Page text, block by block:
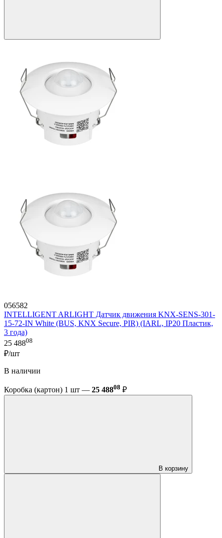
056582
INTELLIGENT ARLIGHT Датчик движения KNX-SENS-301-
15-72-IN White (BUS, KNX Secure, PIR) (IARL, IP20 Пластик,
3 года)
25 48808
₽/шт
В наличии
Коробка (картон) 1 шт — 25 48808 ₽
В корзину